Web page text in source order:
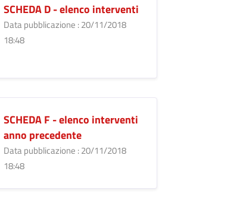
SCHEDA D - elenco interventi
Data pubblicazione : 20/11/2018
18:48
SCHEDA F - elenco interventi
anno precedente
Data pubblicazione : 20/11/2018
18:48